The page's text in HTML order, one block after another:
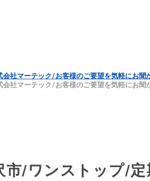
社マーテック/お客様のご要望を気軽にお聞
社マーテック/お客様のご要望を気軽にお聞
市/ワンストップ/